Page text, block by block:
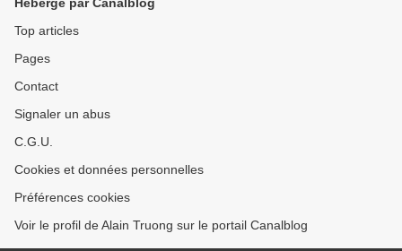
Top articles
Pages
Contact
Signaler un abus
C.G.U.
Cookies et données personnelles
Préférences cookies
Voir le profil de Alain Truong sur le portail Canalblog